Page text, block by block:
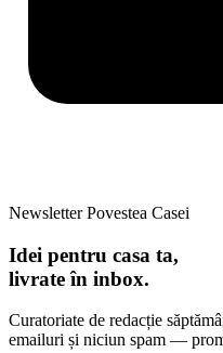
Newsletter Povestea Casei
Idei pentru casa ta,
livrate în inbox.
Curatoriate de redacție
emailuri și niciun spam —